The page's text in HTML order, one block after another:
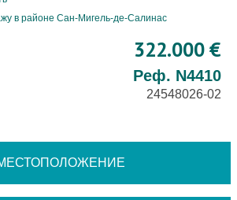
в районе Сан-Мигель-де-Салинас
322.000 €
Реф. N4410
24548026-02